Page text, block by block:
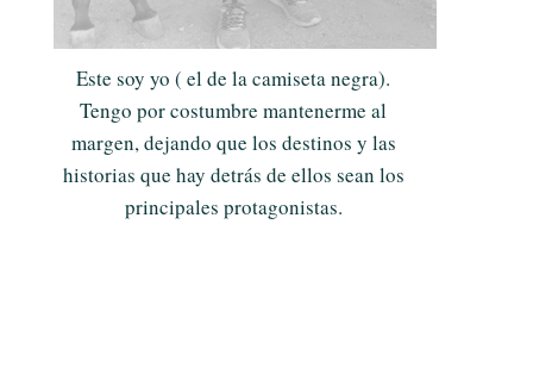
Este soy yo ( el de la camiseta negra).
Tengo por costumbre mantenerme al
margen, dejando que los destinos y las
historias que hay detrás de ellos sean los
principales protagonistas.